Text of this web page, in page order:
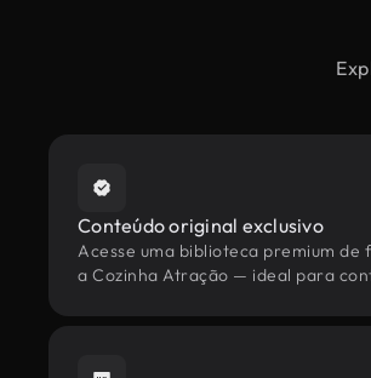
Conteúdo original exclusivo
Acesse uma biblioteca premium
a Cozinha Atração — ideal para